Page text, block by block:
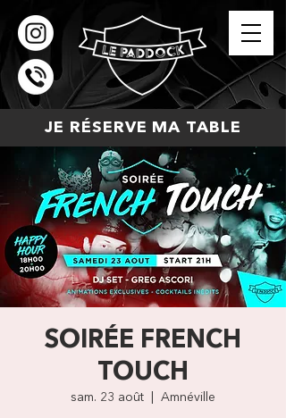
JE RÉSERVE MA TABLE
SOIRÉE FRENCH
TOUCH
sam. 23 août Amnéville